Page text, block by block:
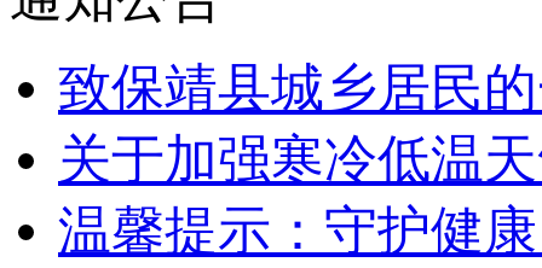
致保靖县城乡居民
关于加强寒冷低温
温馨提示：守护健